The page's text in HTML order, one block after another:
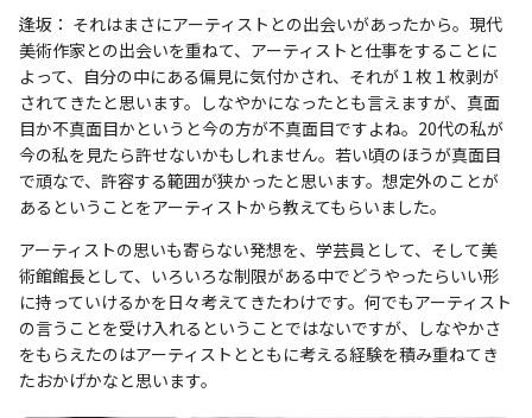
逢坂： それはまさにアーティストとの出会いがあったから。現代
美術作家との出会いを重ねて、アーティストと仕事をすることに
よって、自分の中にある偏見に気付かされ、それが１枚１枚剥が
されてきたと思います。しなやかになったとも言えますが、真面
目か不真面目かというと今の方が不真面目ですよね。20代の私が
今の私を見たら許せないかもしれません。若い頃のほうが真面目
で頑なで、許容する範囲が狭かったと思います。想定外のことが
あるということをアーティストから教えてもらいました。
アーティストの思いも寄らない発想を、学芸員として、そして美
術館館長として、いろいろな制限がある中でどうやったらいい形
に持っていけるかを日々考えてきたわけです。何でもアーティスト
の言うことを受け入れるということではないですが、しなやかさ
をもらえたのはアーティストとともに考える経験を積み重ねてき
たおかげかなと思います。